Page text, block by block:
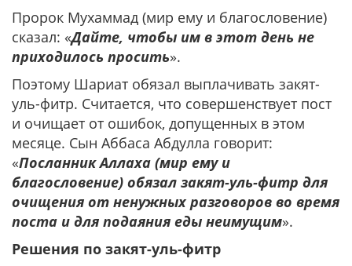
Пророк Мухаммад (мир ему и благословение)
сказал: «Дайте, чтобы им в этот день не
приходилось просить».
Поэтому Шариат обязал выплачивать закят-
уль-фитр. Считается, что совершенствует пост
и очищает от ошибок, допущенных в этом
месяце. Сын Аббаса Абдулла говорит:
«Посланник Аллаха (мир ему и
благословение) обязал закят-уль-фитр для
очищения от ненужных разговоров во время
поста и для подаяния еды неимущим».
Решения по закят-уль-фитр